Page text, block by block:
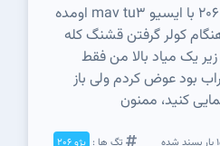
سلام خسته نباشید، یک ۲۰۶ با ایسیو mav tu3 اومده
کولر گرفتن قشنگ کله
یک میاد بالا من فقط
بود عوض کردم ولی باز
کنید، ممنون
تگ ها : پژو 206